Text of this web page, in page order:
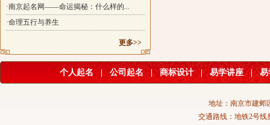
·南京起名网——命运揭秘：什么样的...
·命理五行与养生
更多>>
个人起名 公司起名 | 商标设计 | 易学讲座 | 易
地址：南京市建邺
交通路线：地铁2号线